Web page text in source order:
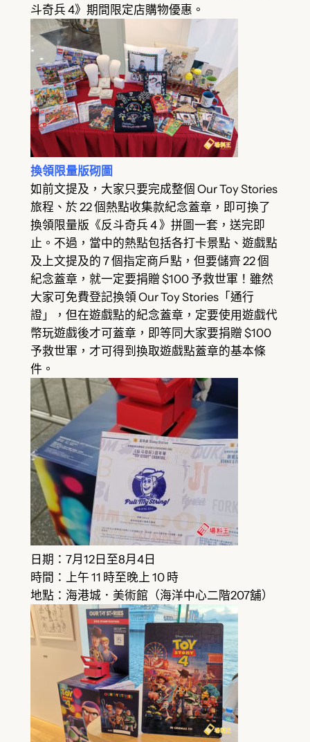
斗奇兵 4》期間限定店購物優惠。
換領限量版砌圖
如前文提及，大家只要完成整個 Our Toy Stories
旅程、於 22 個熱點收集款紀念蓋章，即可換了
換領限量版《反斗奇兵 4 》拼圖一套，送完即
止。不過，當中的熱點包括各打卡景點、遊戲點
及上文提及的 7 個指定商戶點，但要儲齊 22 個
紀念蓋章，就一定要捐贈 $100 予救世軍！雖然
大家可免費登記換領 Our Toy Stories「通行
證」，但在遊戲點的紀念蓋章，定要使用遊戲代
幣玩遊戲後才可蓋章，即等同大家要捐贈 $100
予救世軍，才可得到換取遊戲點蓋章的基本條
件。
日期：7月12日至8月4日
時間：上午 11 時至晚上 10 時
地點：海港城．美術館（海洋中心二階207舖）